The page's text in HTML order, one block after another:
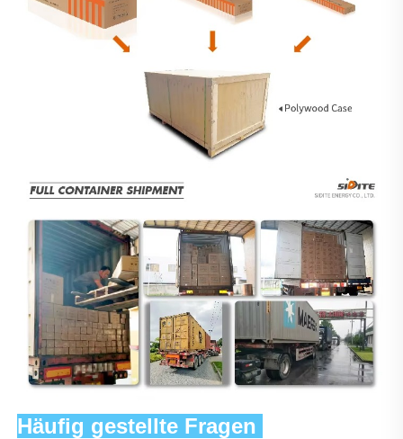
Häufig gestellte Fragen